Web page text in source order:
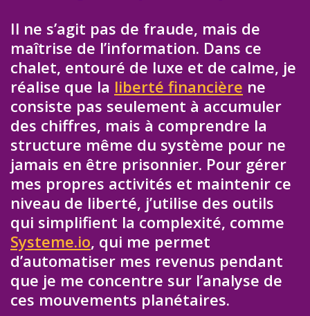
Il ne s’agit pas de fraude, mais de
maîtrise de l’information. Dans ce
chalet, entouré de luxe et de calme, je
réalise que la liberté financière ne
consiste pas seulement à accumuler
des chiffres, mais à comprendre la
structure même du système pour ne
jamais en être prisonnier. Pour gérer
mes propres activités et maintenir ce
niveau de liberté, j’utilise des outils
qui simplifient la complexité, comme
Systeme.io, qui me permet
d’automatiser mes revenus pendant
que je me concentre sur l’analyse de
ces mouvements planétaires.